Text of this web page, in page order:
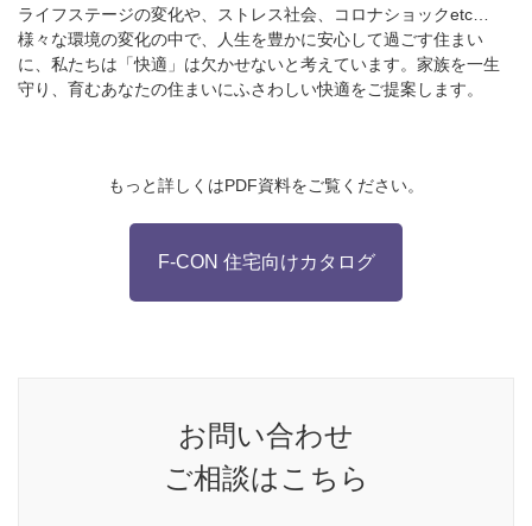
ライフステージの変化や、ストレス社会、コロナショックetc…
様々な環境の変化の中で、人生を豊かに安心して過ごす住まい
に、私たちは「快適」は欠かせないと考えています。家族を一生
守り、育むあなたの住まいにふさわしい快適をご提案します。
もっと詳しくはPDF資料をご覧ください。
F-CON 住宅向けカタログ
お問い合わせ
ご相談はこちら